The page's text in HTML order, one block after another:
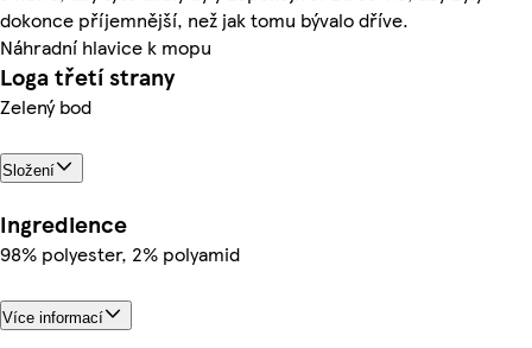
dokonce příjemnější, než jak tomu bývalo dříve.
Náhradní hlavice k mopu
Loga třetí strany
Zelený bod
Složení
Ingredience
98% polyester, 2% polyamid
Více informací